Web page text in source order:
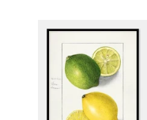
citroner